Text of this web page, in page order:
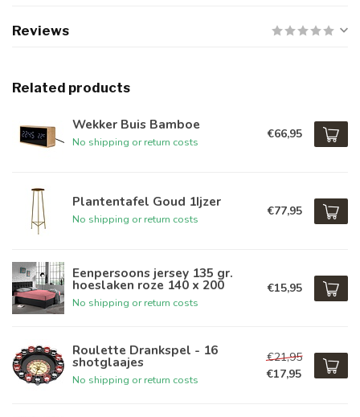
Reviews
Related products
Wekker Buis Bamboe
No shipping or return costs
€66,95
Plantentafel Goud 1Ijzer
No shipping or return costs
€77,95
Eenpersoons jersey 135 gr.
hoeslaken roze 140 x 200
No shipping or return costs
€15,95
Roulette Drankspel - 16
shotglaajes
No shipping or return costs
€21,95
€17,95